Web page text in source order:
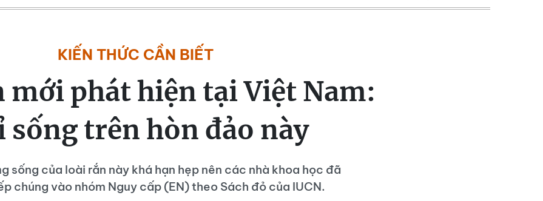
KIẾN THỨC CẦN BIẾT
mới phát hiện tại Việt Nam:
sống trên hòn đảo này
sống của loài rắn này khá hạn hẹp nên các nhà khoa học đã
chúng vào nhóm Nguy cấp (EN) theo Sách đỏ của IUCN.